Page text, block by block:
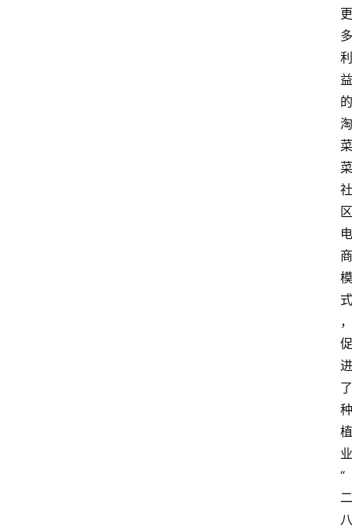
更
多
利
益
的
淘
菜
菜
社
区
电
商
模
式
，
促
进
了
种
植
业
“
二
八